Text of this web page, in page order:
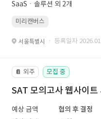
SaaSㆍ솔루션 외 2개
미리캔버스
서울특별시 · 등록일자
📔 외주 모집 중
SAT 모의고사 웹사이트
예상 금액
협의 후 결정